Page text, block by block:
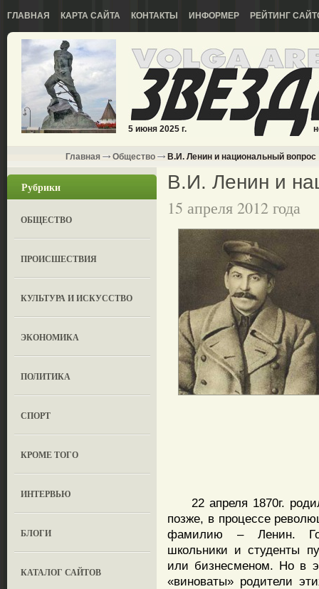
ГЛАВНАЯ КАРТА САЙТА КОНТАКТЫ ИНФОРМЕР РЕЙТИНГ
5 июня 2025 г.
Главная Общество В.И. Ленин и национальный вопрос
Рубрики
ОБЩЕСТВО
ПРОИСШЕСТВИЯ
КУЛЬТУРА И ИСКУССТВО
ЭКОНОМИКА
ПОЛИТИКА
СПОРТ
КРОМЕ ТОГО
ИНТЕРВЬЮ
БЛОГИ
КАТАЛОГ САЙТОВ
В.И. Ленин и
15 апреля 2012 года
22 апреля 1870г.
позже, в процессе
фамилию – Ленин.
школьники и студенты
или бизнесменом. Но в
«виноваты» родители